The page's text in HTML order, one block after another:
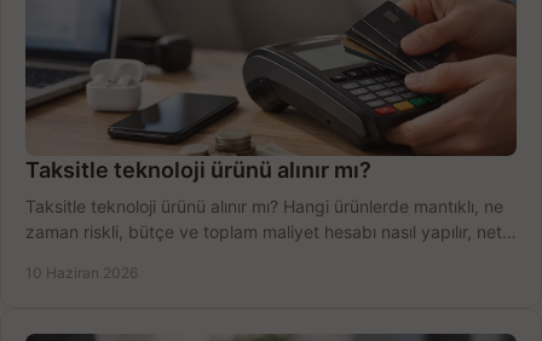
Taksitle teknoloji ürünü alınır mı?
Taksitle teknoloji ürünü alınır mı? Hangi ürünlerde mantıklı, ne
zaman riskli, bütçe ve toplam maliyet hesabı nasıl yapılır, net
10 Haziran 2026